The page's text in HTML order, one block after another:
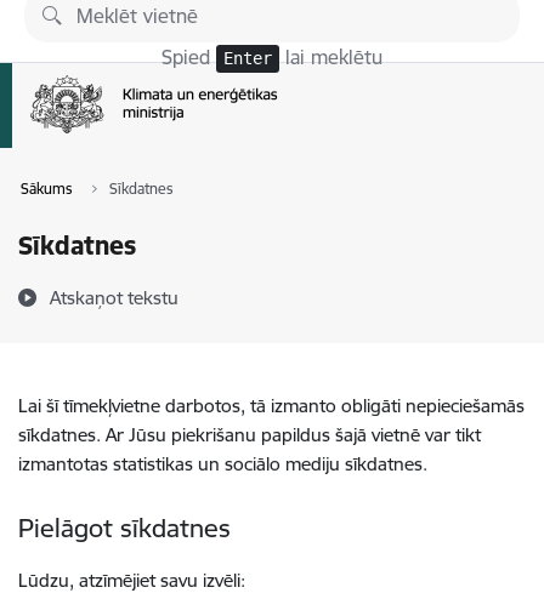
Pāriet uz lapas saturu
Spied Enter lai meklētu
Sākums Sīkdatnes
Sīkdatnes
Atskaņot tekstu
Lai šī tīmekļvietne darbotos, tā izmanto obligāti nepieciešamās
sīkdatnes. Ar Jūsu piekrišanu papildus šajā vietnē var tikt
izmantotas statistikas un sociālo mediju sīkdatnes.
Pielāgot sīkdatnes
Lūdzu, atzīmējiet savu izvēli: